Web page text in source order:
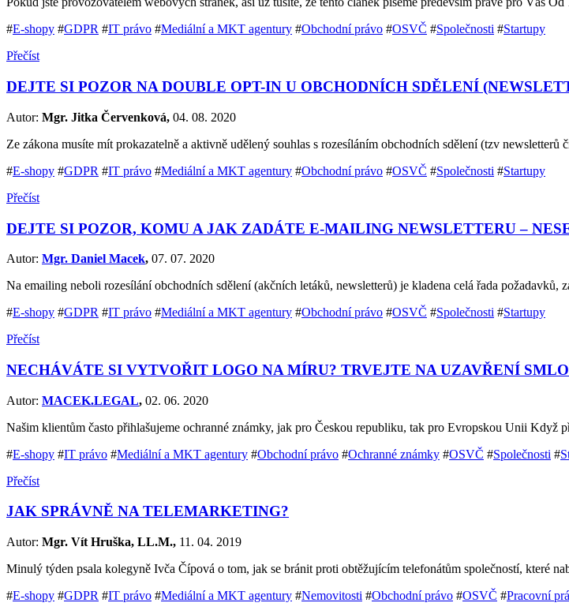
#E-shopy #GDPR #IT právo #Mediální a MKT agentury #Obchodní právo #OSVČ #Společnosti #Startupy
Přečíst
DEJTE SI POZOR NA DOUBLE OPT-IN U OBCHODNÍCH SDĚLENÍ
Autor: Mgr. Jitka Červenková, 04. 08. 2020
Ze zákona musíte mít prokazatelně a aktivně udělený souhlas s rozesíláním obchodních sdělení (tzv
#E-shopy #GDPR #IT právo #Mediální a MKT agentury #Obchodní právo #OSVČ #Společnosti #Startupy
Přečíst
DEJTE SI POZOR, KOMU A JAK ZADÁTE E-MAILING NEWSLETTERU –
Autor: Mgr. Daniel Macek, 07. 07. 2020
Na emailing neboli rozesílání obchodních sdělení (akčních letáků, newsletterů) je kladena celá řada
#E-shopy #GDPR #IT právo #Mediální a MKT agentury #Obchodní právo #OSVČ #Společnosti #Startupy
Přečíst
NECHÁVÁTE SI VYTVOŘIT LOGO NA MÍRU? TRVEJTE NA UZAVŘENÍ
Autor: MACEK.LEGAL, 02. 06. 2020
Našim klientům často přihlašujeme ochranné známky, jak pro Českou republiku, tak pro Evropskou Unii
#E-shopy #IT právo #Mediální a MKT agentury #Obchodní právo #Ochranné známky #OSVČ #Společnosti #
Přečíst
JAK SPRÁVNĚ NA TELEMARKETING?
Autor: Mgr. Vít Hruška, LL.M., 11. 04. 2019
Minulý týden psala kolegyně Ivča Čípová o tom, jak se bránit proti obtěžujícím telefonátům společností, které
#E-shopy #GDPR #IT právo #Mediální a MKT agentury #Nemovitosti #Obchodní právo #OSVČ #Pracovní